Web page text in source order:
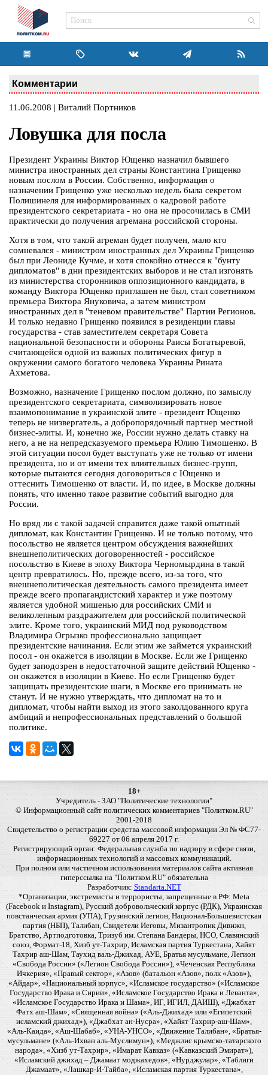
Комментарии
11.06.2008 | Виталий Портников
Ловушка для посла
Президент Украины Виктор Ющенко назначил бывшего
министра иностранных дел страны Константина Грищенко
новым послом в России. Собственно, информация о
назначении Грищенко уже несколько недель была секретом
Полишинеля для информированных о кадровой работе
президентского секретариата - но она не просочилась в СМИ
практически до получения агремана российской стороны.
Хотя в том, что такой агреман будет получен, мало кто
сомневался - министром иностранных дел Украины Грищенко
был при Леониде Кучме, и хотя спокойно отнесся к "бунту
дипломатов" в дни президентских выборов и не стал изгонять
из министерства сторонников оппозиционного кандидата, в
команду Виктора Ющенко приглашен не был, стал советником
премьера Виктора Януковича, а затем министром
иностранных дел в "теневом правительстве" Партии Регионов.
И только недавно Грищенко появился в резиденции главы
государства - став заместителем секретаря Совета
национальной безопасности и обороны Раисы Богатыревой,
считающейся одной из важных политических фигур в
окружении самого богатого человека Украины Рината
Ахметова.
Возможно, назначение Грищенко послом должно, по замыслу
президентского секретариата, символизировать новое
взаимопонимание в украинской элите - президент Ющенко
теперь не низвергатель, а добропорядочный партнер местной
бизнес-элиты. И, конечно же, России нужно делать ставку на
него, а не на непредсказуемого премьера Юлию Тимошенко. В
этой ситуации посол будет выступать уже не только от имени
президента, но и от имени тех влиятельных бизнес-групп,
которые пытаются сегодня договориться с Ющенко и
оттеснить Тимошенко от власти. И, по идее, в Москве должны
понять, что именно такое развитие событий выгодно для
России.
Но вряд ли с такой задачей справится даже такой опытный
дипломат, как Константин Грищенко. И не только потому, что
посольство не является центром обсуждения важнейших
внешнеполитических договоренностей - российское
посольство в Киеве в эпоху Виктора Черномырдина в такой
центр превратилось. Но, прежде всего, из-за того, что
внешнеполитическая деятельность самого президента имеет
прежде всего пропагандистский характер и уже поэтому
является удобной мишенью для российских СМИ и
великолепным раздражителем для российской политической
элите. Кроме того, украинский МИД под руководством
Владимира Огрызко профессионально защищает
президентские начинания. Если этим же займется украинский
посол - он окажется в изоляции в Москве. Если же Грищенко
будет заподозрен в недостаточной защите действий Ющенко -
он окажется в изоляции в Киеве. Но если Грищенко будет
защищать президентские шаги, в Москве его принимать не
станут. И не нужно утверждать, что дипломат на то и
дипломат, чтобы найти выход из этого заколдованного круга
амбиций и непрофессиональных представлений о большой
политике.
18+
Учредитель - ЗАО "Политические технологии"
© Информационный сайт политических комментариев "Политком.RU"
2001-2018
Свидетельство о регистрации средства массовой информации Эл № ФС77-
69227 от 06 апреля 2017 г.
Регистрирующий орган: Федеральная служба по надзору в сфере связи,
информационных технологий и массовых коммуникаций.
При полном или частичном использовании материалов сайта активная
гиперссылка на "Политком.RU" обязательна
Разработчик: Standarta.NET
*Организации, экстремисты и террористы, запрещенные в РФ: Meta
(Facebook и Instagram), Русский добровольческий корпус (РДК), Украинская
повстанческая армия (УПА), Грузинский легион, Национал-Большевистская
партия (НБП), Талибан, Свидетели Иеговы, Мизантропик Дивижн,
Братство, Артподготовка, Тризуб им. Степана Бандеры, НСО, Славянский
союз, Формат-18, Хизб ут-Тахрир, Исламская партия Туркестана, Хайят
Тахрир аш-Шам, Таухид валь-Джихад, АУЕ, Братья мусульмане, Легион
«Свобода России» («Легион Свобода России»), «Чеченская Республика
Ичкерия», «Правый сектор», «Азов» (батальон «Азов», полк «Азов»),
«Айдар», «Национальный корпус», «Исламское государство» («Исламское
Государство Ирака и Сирии», «Исламское Государство Ирака и Леванта»,
«Исламское Государство Ирака и Шама», ИГ, ИГИЛ, ДАИШ), «Джабхат
Фатх аш-Шам», «Священная война» («Аль-Джихад» или «Египетский
исламский джихад»), «Джабхат ан-Нусра», «Хайят Тахрир-аш-Шам»,
«Аль-Каида», «Аш-Шабаб», «УНА-УНСО», «Движение Талибан», «Братья-
мусульмане» («Аль-Ихван аль-Муслимун»), «Меджлис крымско-татарского
народа», «Хизб ут-Тахрир», «Имарат Кавказ» («Кавказский Эмират»),
«Исламский джихад – Джамаат моджахедов», «Нурджулар», «Таблиги
Джамаат», «Лашкар-И-Тайба», «Исламская партия Туркестана»,